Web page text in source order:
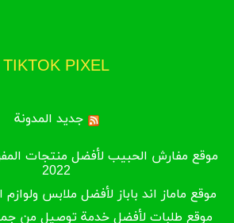
TIKTOK PIXEL
جديد المدونة
موقع مفارش الحبيب لأفضل منتجات
2022
موقع ماماز اند باباز لأفضل ملابس ولوازم
موقع طلبات لأفضل خدمة توصيل من